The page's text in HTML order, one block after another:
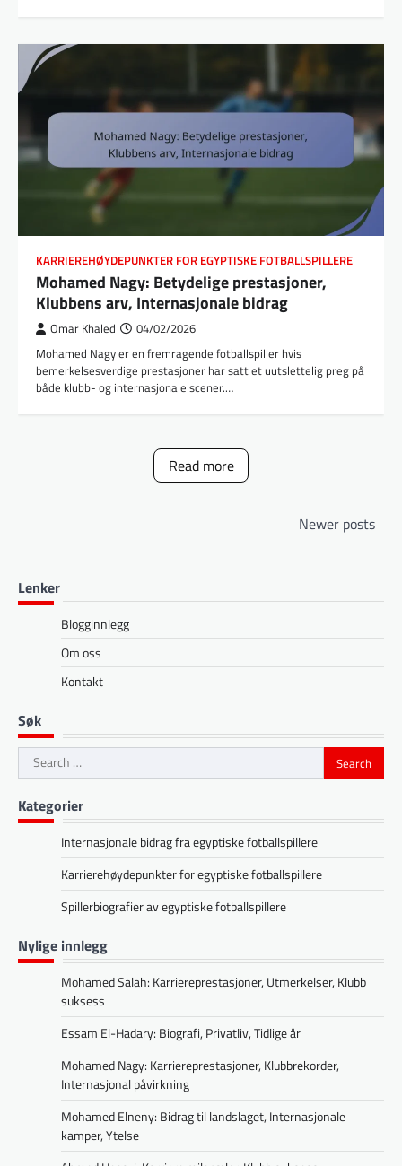
KARRIEREHØYDEPUNKTER FOR EGYPTISKE FOTBALLSPILLERE
Mohamed Nagy: Betydelige prestasjoner,
Klubbens arv, Internasjonale bidrag
Omar Khaled 04/02/2026
Mohamed Nagy er en fremragende fotballspiller hvis
bemerkelsesverdige prestasjoner har satt et uutslettelig preg på
både klubb- og internasjonale scener.…
Read more
Newer posts
Lenker
Blogginnlegg
Om oss
Kontakt
Søk
Search
for:
Kategorier
Internasjonale bidrag fra egyptiske fotballspillere
Karrierehøydepunkter for egyptiske fotballspillere
Spillerbiografier av egyptiske fotballspillere
Nylige innlegg
Mohamed Salah: Karriereprestasjoner, Utmerkelser, Klubb
suksess
Essam El-Hadary: Biografi, Privatliv, Tidlige år
Mohamed Nagy: Karriereprestasjoner, Klubbrekorder,
Internasjonal påvirkning
Mohamed Elneny: Bidrag til landslaget, Internasjonale
kamper, Ytelse